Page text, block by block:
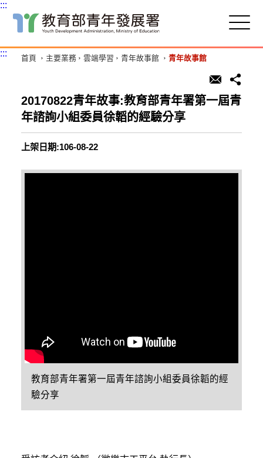
主
要
塊
:::
::: 首頁 主要業務 雲端學習 青年故事館 青年故事館
20170822青年故事:教育部青年署第一屆青
年諮詢小組委員徐韜的經驗分享
上架日期:106-08-22
教育部青年署第一屆青年諮詢小組委員徐韜的經
驗分享